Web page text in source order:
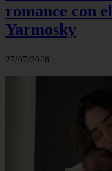
romance con
Yarmosky
27/07/2026